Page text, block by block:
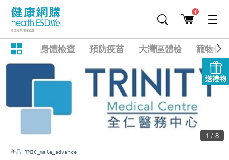
1
身體檢查 預防疫苗 大灣區體檢 寵物健
送禮物
1 / 8
產品: TMIC_male_advance